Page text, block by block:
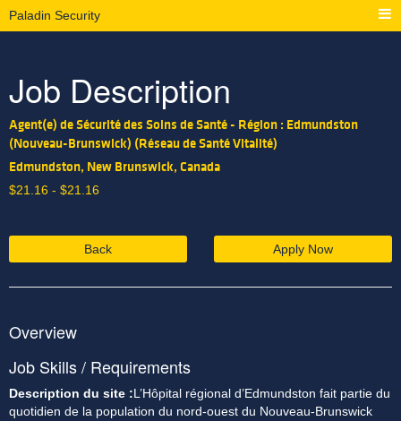
Paladin Security
Job Description
Agent(e) de Sécurité des Soins de Santé - Région : Edmundston
(Nouveau-Brunswick) (Réseau de Santé Vitalité)
Edmundston, New Brunswick, Canada
$21.16 - $21.16
Back Apply Now
Overview
Job Skills / Requirements
Description du site :L’Hôpital régional d’Edmundston fait partie du
quotidien de la population du nord-ouest du Nouveau-Brunswick